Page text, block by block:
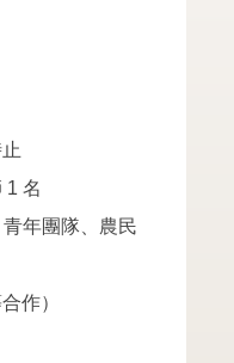
1 名
年團隊、農民
）